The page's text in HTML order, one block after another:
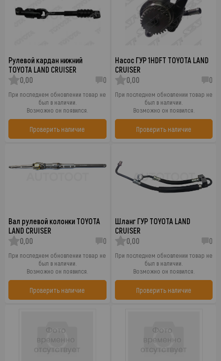
Рулевой кардан нижний
TOYOTA LAND CRUISER
0,00
0
При последнем обновлении товар не
был в наличии.
Возможно он появился.
Проверить наличие
Насос ГУР 1HDFT TOYOTA LAND
CRUISER
0,00
0
При последнем обновлении товар не
был в наличии.
Возможно он появился.
Проверить наличие
Вал рулевой колонки TOYOTA
LAND CRUISER
0,00
0
При последнем обновлении товар не
был в наличии.
Возможно он появился.
Проверить наличие
Шланг ГУР TOYOTA LAND
CRUISER
0,00
0
При последнем обновлении товар не
был в наличии.
Возможно он появился.
Проверить наличие